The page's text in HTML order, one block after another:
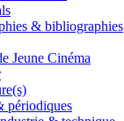
& bibliographies
Jeune Cinéma
périodiques